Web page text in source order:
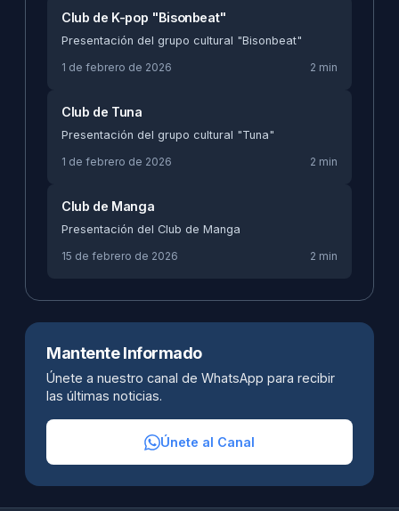
Club de K-pop "Bisonbeat"
Presentación del grupo cultural "Bisonbeat"
1 de febrero de 2026
2 min
Club de Tuna
Presentación del grupo cultural "Tuna"
1 de febrero de 2026
2 min
Club de Manga
Presentación del Club de Manga
15 de febrero de 2026
2 min
Mantente Informado
Únete a nuestro canal de WhatsApp para recibir
las últimas noticias.
Únete al Canal